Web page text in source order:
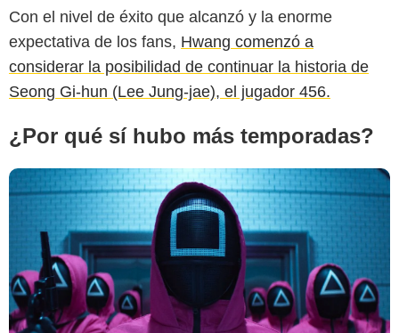
Con el nivel de éxito que alcanzó y la enorme
expectativa de los fans, Hwang comenzó a
considerar la posibilidad de continuar la historia de
Seong Gi-hun (Lee Jung-jae), el jugador 456.
¿Por qué sí hubo más temporadas?